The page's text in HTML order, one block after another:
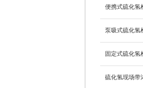
便携式硫化氢
泵吸式硫化氢
固定式硫化氢
硫化氢现场带